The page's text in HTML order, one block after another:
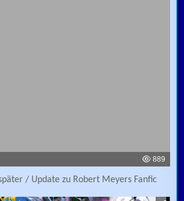
889
/ Update zu Robert Meyers Fanfic